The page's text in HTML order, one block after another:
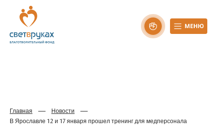
Главная
Новости
В Ярославле 12 и 17 января прошел тренинг для медперсонала